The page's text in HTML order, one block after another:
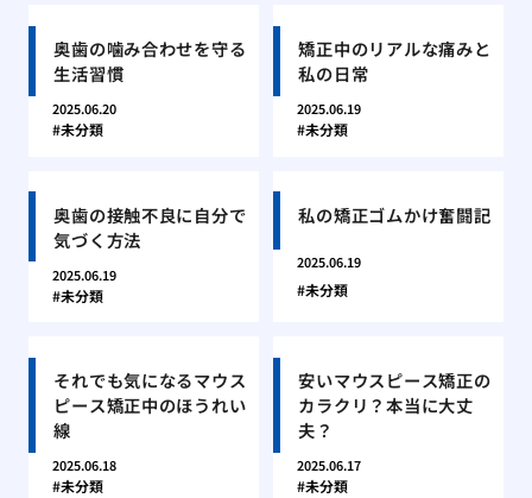
奥歯の噛み合わせを守る
生活習慣
2025.06.20
未分類
矯正中のリアルな痛みと
私の日常
2025.06.19
未分類
奥歯の接触不良に自分で
気づく方法
2025.06.19
未分類
私の矯正ゴムかけ奮闘記
2025.06.19
未分類
それでも気になるマウス
ピース矯正中のほうれい
線
2025.06.18
未分類
安いマウスピース矯正の
カラクリ？本当に大丈
夫？
2025.06.17
未分類